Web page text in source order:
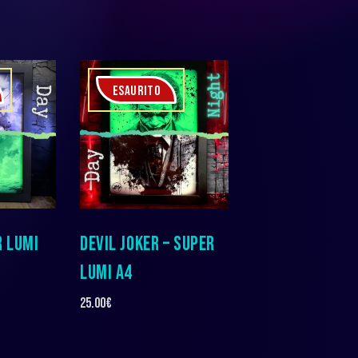
LUMI
ESAURITO
DEVIL JOKER – SUPER
LUMI A4
25.00€